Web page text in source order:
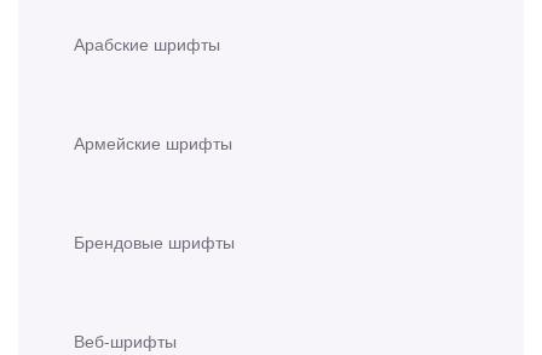
Арабские шрифты
Армейские шрифты
Брендовые шрифты
Веб-шрифты